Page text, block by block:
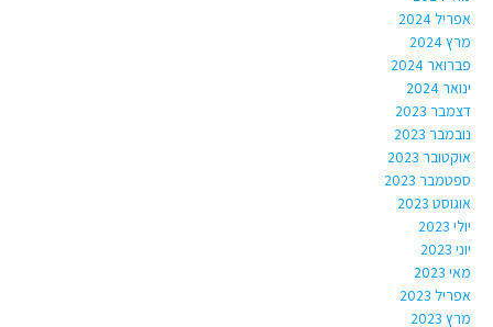
אפריל 2024
מרץ 2024
פברואר 2024
ינואר 2024
דצמבר 2023
נובמבר 2023
אוקטובר 2023
ספטמבר 2023
אוגוסט 2023
יולי 2023
יוני 2023
מאי 2023
אפריל 2023
מרץ 2023